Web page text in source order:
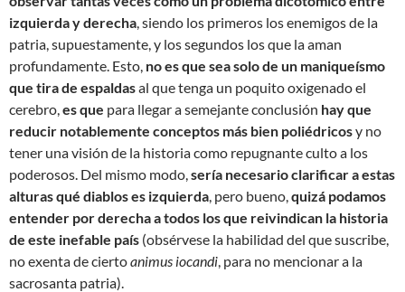
izquierda y derecha, siendo los primeros los enemigos de la
patria, supuestamente, y los segundos los que la aman
profundamente. Esto, no es que sea solo de un maniqueísmo
que tira de espaldasal que tenga un poquito oxigenado el
cerebro,es que para llegar a semejante conclusión hay que
reducir notablemente conceptos más bien poliédricosy no
tener una visión de la historia como repugnante culto a los
poderosos. Del mismo modo,sería necesario clarificar a estas
alturas qué diablos es izquierda, pero bueno,quizá podamos
entender por derecha a todos los que reivindican la historia
de este inefable país (obsérvese la habilidad del que suscribe,
no exenta de ciertoanimus iocandi, para no mencionar a la
sacrosanta patria).